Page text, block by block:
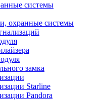
системы
охранные системы
замка
Starline
Pandora